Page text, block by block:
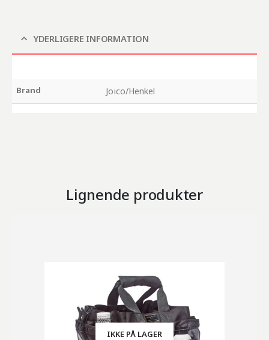
YDERLIGERE INFORMATION
Brand Joico/Henkel
Lignende produkter
IKKE PÅ LAGER